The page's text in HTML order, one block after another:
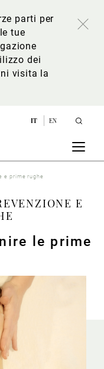
parti per
tue
dei
visita la
IT EN
e prime rughe
E
le prime